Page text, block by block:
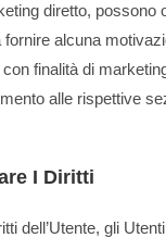
diretto, possono
alcuna
finalità di
alle rispettive
I Diritti
dell’Utente, gli